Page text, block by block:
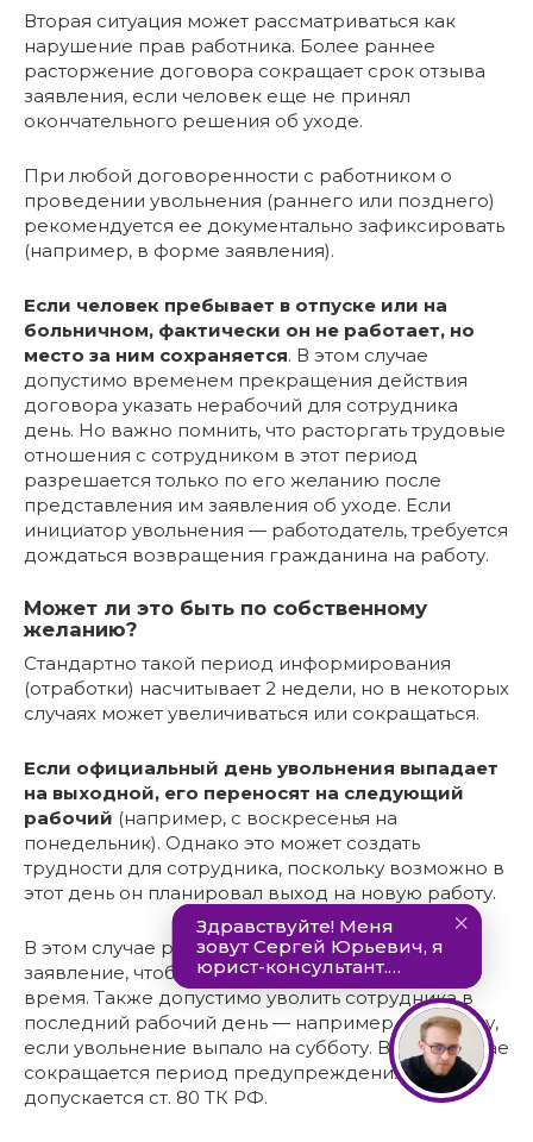
Вторая ситуация может рассматриваться как
нарушение прав работника. Более раннее
расторжение договора сокращает срок отзыва
заявления, если человек еще не принял
окончательного решения об уходе.
При любой договоренности с работником о
проведении увольнения (раннего или позднего)
рекомендуется ее документально зафиксировать
(например, в форме заявления).
Если человек пребывает в отпуске или на
больничном, фактически он не работает, но
место за ним сохраняется. В этом случае
допустимо временем прекращения действия
договора указать нерабочий для сотрудника
день. Но важно помнить, что расторгать трудовые
отношения с сотрудником в этот период
разрешается только по его желанию после
представления им заявления об уходе. Если
инициатор увольнения — работодатель, требуется
дождаться возвращения гражданина на работу.
Может ли это быть по собственному
желанию?
Стандартно такой период информирования
(отработки) насчитывает 2 недели, но в некоторых
случаях может увеличиваться или сокращаться.
Если официальный день увольнения выпадает
на выходной, его переносят на следующий
рабочий (например, с воскресенья на
понедельник). Однако это может создать
трудности для сотрудника, поскольку возможно в
этот день он планировал выход на новую работу.
В этом случае рекомендуется переписать
заявление, чтобы уход приходился на трудовое
время. Также допустимо уволить сотрудника в
последний рабочий день — например, в пятницу,
если увольнение выпало на субботу. В этом случае
сокращается период предупреждения, что
допускается ст. 80 ТК РФ.